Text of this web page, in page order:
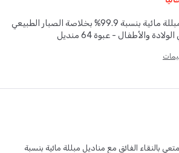
بيور ايلمينتس - مناديل مبللة مائية بنسبة 99.9% بخلاصة الصبار الطبيعي
والأطفال - عبوة 64 منديل
بالنقاء الفائق مع مناديل مبللة مائية بنسبة